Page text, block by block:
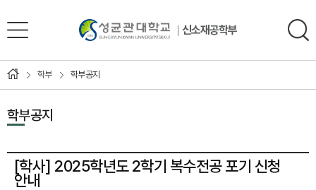
신소재공학부
학부 학부공지
학부공지
[학사] 2025학년도 2학기 복수전공 포기 신청
안내